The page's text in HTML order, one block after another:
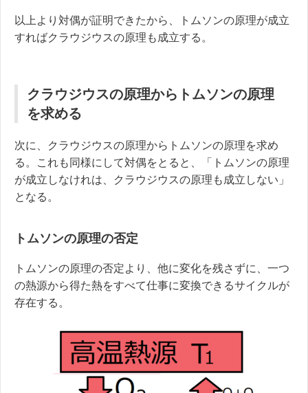
以上より対偶が証明できたから、トムソンの原理が成立
すればクラウジウスの原理も成立する。
クラウジウスの原理からトムソンの原理
を求める
次に、クラウジウスの原理からトムソンの原理を求め
る。これも同様にして対偶をとると、「トムソンの原理
が成立しなけれは、クラウジウスの原理も成立しない」
となる。
トムソンの原理の否定
トムソンの原理の否定より、他に変化を残さずに、一つ
の熱源から得た熱をすべて仕事に変換できるサイクルが
存在する。